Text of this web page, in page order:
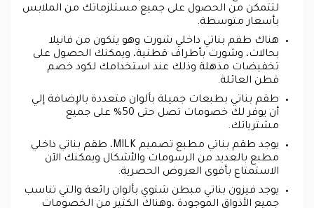
لتتمكن من الحصول على جميع مستلزماتك من الملابس
بأسعار متوسطة.
هناك طقم بناتي داخلي شورت وهو يتكون من فانيلا
بحالات، وشورت بأطراف قطنية، ويمكنك الحصول على
تخفيضات مذهلة وذلك عند استخدامك لكود خصم
قطن العائلة.
طقم بناتي بطبعات جميلة بألوان متعددة بالإضافة إلي
أن يوفر لك خصومات تصل حتى 50% على جميع
مشترياتك.
يوجد طقم بناتي مطبع تصميم MILK، طقم بناتي داخلي
مطبع بالعديد من الرسومات والأشكال ويمكنك الآن
الاستمتاع بأقوى العروض الحصرية.
يوجد فيزون بناتي مبطن شتوي بألوان رائعة والتي تناسب
جميع الأذواق الموجودة ،وهناك الكثير من الخصومات